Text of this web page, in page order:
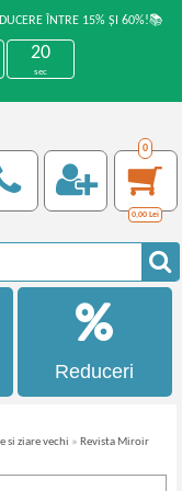
ÎNTRE 15% ȘI 60%!📚
20
sec
0
0,00 Lei
Reduceri
si ziare vechi » Revista Miroir